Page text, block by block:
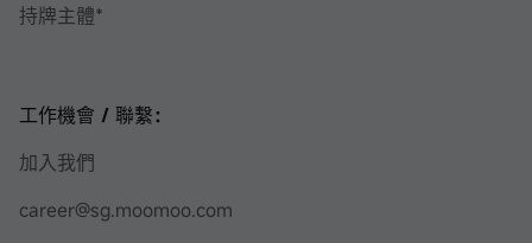
持牌主體*
工作機會 / 聯繫：
加入我們
career@sg.moomoo.com